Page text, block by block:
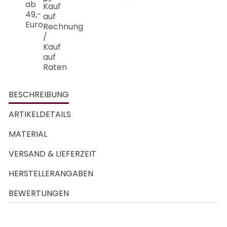
BESCHREIBUNG
ARTIKELDETAILS
MATERIAL
VERSAND & LIEFERZEIT
HERSTELLERANGABEN
BEWERTUNGEN